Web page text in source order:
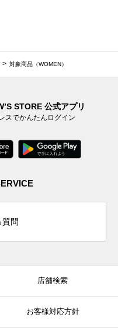
対象商品（WOMEN）
STORE 公式アプリ
スでかんたんログイン
質問
店舗検索
お客様対応方針